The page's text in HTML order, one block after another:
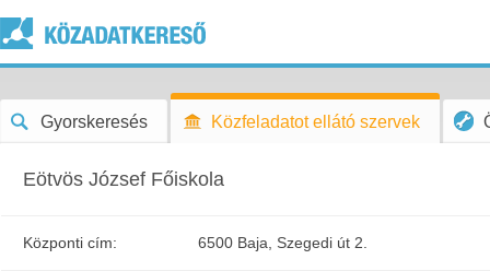
Gyorskeresés Közfeladatot ellátó szervek
Eötvös József Főiskola
Központi cím: 6500 Baja, Szegedi út 2.